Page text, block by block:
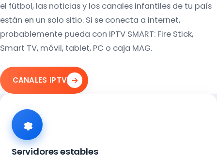
el fútbol, las noticias y los canales infantiles de tu país
están en un solo sitio. Si se conecta a internet,
probablemente pueda con IPTV SMART: Fire Stick,
Smart TV, móvil, tablet, PC o caja MAG.
CANALES IPTV
Servidores estables